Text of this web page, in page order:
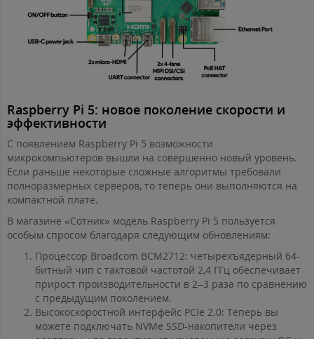
Raspberry Pi 5: новое поколение скорости и
эффективности
С появлением Raspberry Pi 5 возможности
микрокомпьютеров вышли на совершенно новый уровень.
Если раньше некоторые сложные алгоритмы требовали
полноразмерных серверов, то теперь они выполняются на
компактной плате.
В магазине «Сотник» модель Raspberry Pi 5 пользуется
особым спросом благодаря следующим обновлениям:
Процессор Broadcom BCM2712: четырехъядерный 64-
битный чип с тактовой частотой 2,4 ГГц обеспечивает
прирост производительности в 2–3 раза по сравнению
с предыдущим поколением.
Высокоскоростной интерфейс PCIe 2.0: Теперь вы
можете подключать NVMe SSD-накопители через